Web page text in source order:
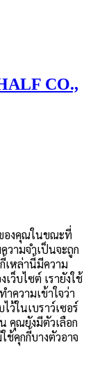
CO.,
องคุณในขณะที่
วามจำเป็นจะถูก
เหล่านี้มีความ
ว็บไซต์ เรายังใช้
ความเข้าใจว่า
ว้ในเบราว์เซอร์
คุณยังมีตัวเลือก
ช้คุกกี้บางตัวอาจ